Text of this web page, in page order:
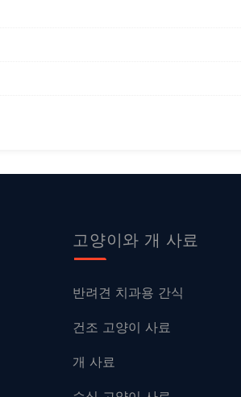
고양이와 개 사료
반려견 치과용 간식
건조 고양이 사료
개 사료